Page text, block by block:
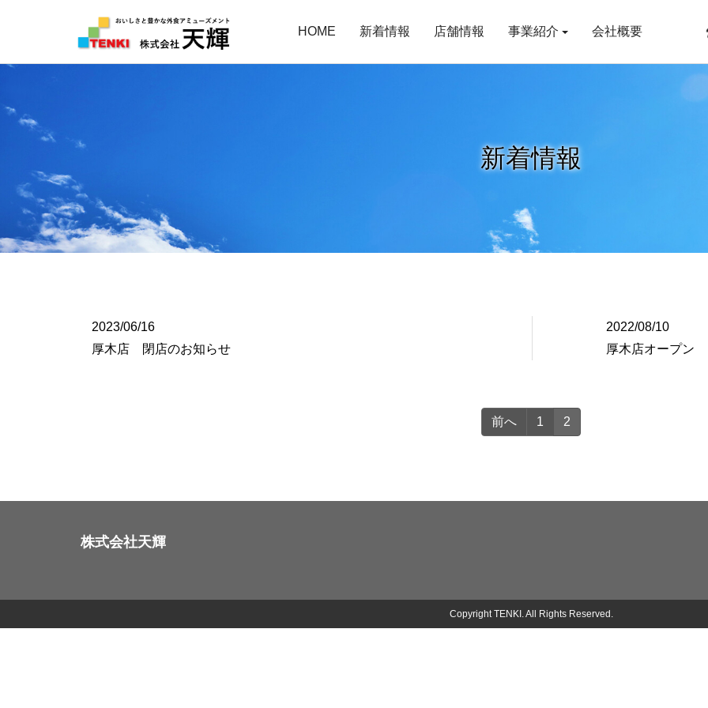
HOME 新着情報 店舗情報 事業紹介 会社概要
新着情報
2023/06/16
厚木店 閉店のお知らせ
2022/08/10
厚木店オープン
前へ 1 2
株式会社天輝
Copyright TENKI. All Rights Reserved.